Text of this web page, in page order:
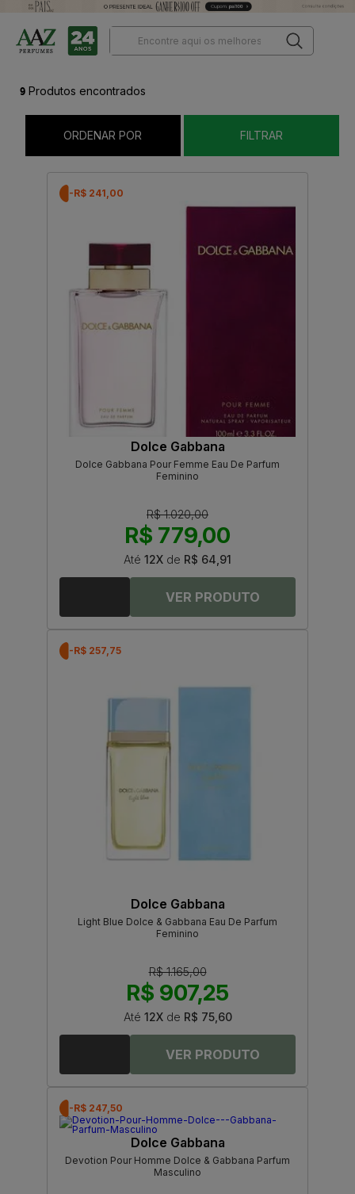
9 Produtos encontrados
ORDENAR POR FILTRAR
-R$ 241,00
Dolce Gabbana
Dolce Gabbana Pour Femme Eau De Parfum
Feminino
R$ 1.020,00
R$ 779,00
Até 12X de R$ 64,91
-R$ 257,75
Dolce Gabbana
Light Blue Dolce & Gabbana Eau De Parfum
Feminino
R$ 1.165,00
R$ 907,25
Até 12Xde R$ 75,60
-R$ 247,50
Dolce Gabbana
Devotion Pour Homme Dolce & Gabbana Parfum
Masculino